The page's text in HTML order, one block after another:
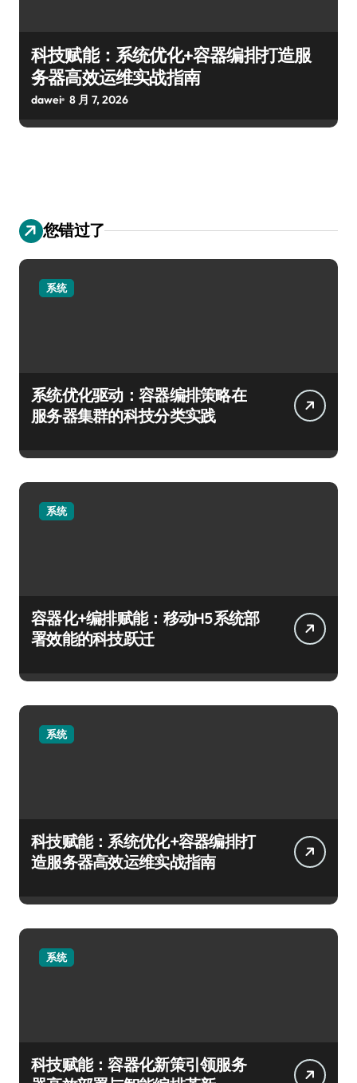
科技赋能：系统优化+容器编排打造服
务器高效运维实战指南
dawei 8 月 7, 2026
您错过了
系统
系统优化驱动：容器编排策略在
服务器集群的科技分类实践
系统
容器化+编排赋能：移动H5系统部
署效能的科技跃迁
系统
科技赋能：系统优化+容器编排打
造服务器高效运维实战指南
系统
科技赋能：容器化新策引领服务